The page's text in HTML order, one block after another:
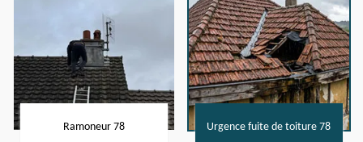
Ramoneur 78 Urgence fuite de toiture 78